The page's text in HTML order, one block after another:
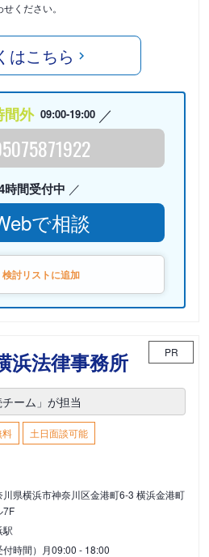
せください。
はこちら
間外 09:00-19:00
時間受付中
で相談
検討リストに追加
浜法律事務所 PR
ーム」が担当
料
土日面談可能
川県横浜市神奈川区金港町6-3 横浜金港町
7F
駅
付時間） 月09:00 - 18:00